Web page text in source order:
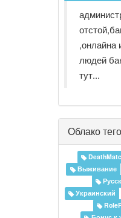
,онлайна
людей
тут...
Облако
Выживание
Украинский